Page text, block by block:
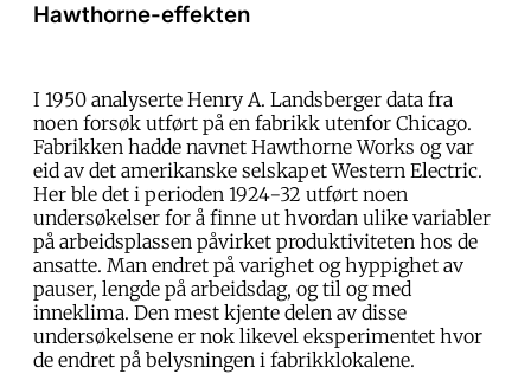
Hawthorne-effekten
I 1950 analyserte Henry A. Landsberger data fra
noen forsøk utført på en fabrikk utenfor Chicago.
Fabrikken hadde navnet Hawthorne Works og var
eid av det amerikanske selskapet Western Electric.
Her ble det i perioden 1924−32 utført noen
undersøkelser for å finne ut hvordan ulike variabler
på arbeidsplassen påvirket produktiviteten hos de
ansatte. Man endret på varighet og hyppighet av
pauser, lengde på arbeidsdag, og til og med
inneklima. Den mest kjente delen av disse
undersøkelsene er nok likevel eksperimentet hvor
de endret på belysningen i fabrikklokalene.